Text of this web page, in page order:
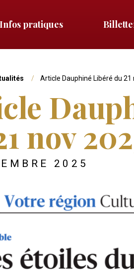
Infos pratiques
Article Dauphiné Libéré du 21
nov
2025